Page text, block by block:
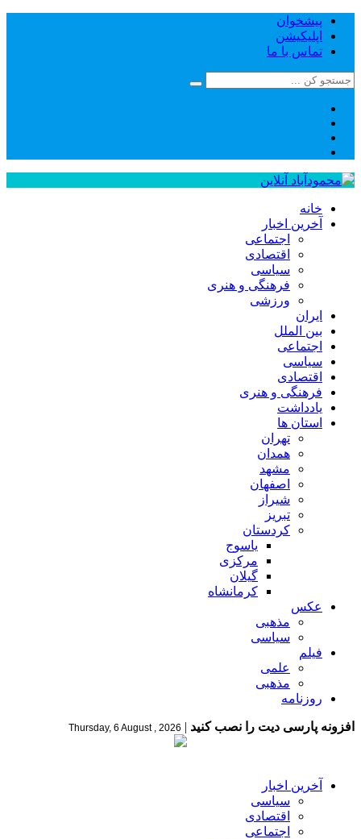
پیشخوان
اپلیکیشن
تماس با ما
خانه
آخرین اخبار
اجتماعی
اقتصادی
سیاسی
فرهنگی و هنری
ورزشی
ایران
بین الملل
اجتماعی
سیاسی
اقتصادی
فرهنگی و هنری
یادداشت
استان ها
تهران
همدان
مشهد
اصفهان
شیراز
تبریز
کردستان
یاسوج
مرکزی
گیلان
کرمانشاه
عکس
مذهبی
سیاسی
فیلم
علمی
مذهبی
روزنامه
افزونه پارسی دیت را نصب کنید |
Thursday, 6 August , 2026
آخرین اخبار
سیاسی
اقتصادی
اجتماعی